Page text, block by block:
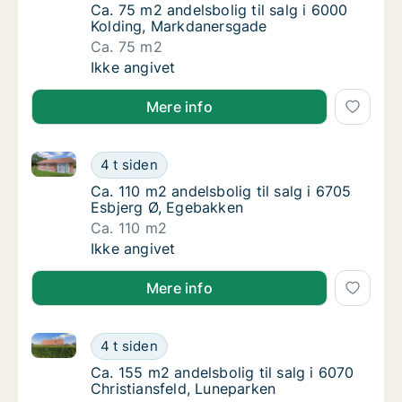
Ca. 75 m2 andelsbolig til salg i 6000
Ca. 75 m2 andelsbolig til salg i 6000
Kolding, Markdanersgade
Ca. 75 m2
Ca. 75 m2 andelsbolig til salg i 6000
Ikke angivet
Mere info
Ca. 110 m2 andelsbolig til salg i 6705
4 t siden
Ca. 110 m2 andelsbolig til salg i 6705 Esbjerg Ø,
Ca. 110 m2 andelsbolig til salg i 6705
Ca. 110 m2 andelsbolig til salg i 6705
Esbjerg Ø, Egebakken
Ca. 110 m2
Ca. 110 m2 andelsbolig til salg i 6705
Ikke angivet
Mere info
Ca. 155 m2 andelsbolig til salg i 6070
4 t siden
Ca. 155 m2 andelsbolig til salg i 6070 Christiansfeld,
Ca. 155 m2 andelsbolig til salg i 6070
Ca. 155 m2 andelsbolig til salg i 6070
Christiansfeld, Luneparken